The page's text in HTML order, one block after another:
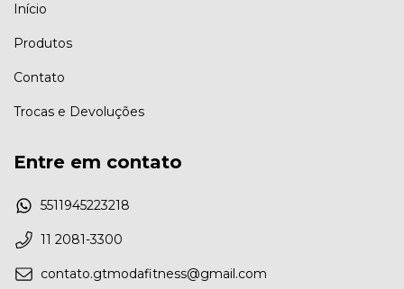
Início
Produtos
Contato
Trocas e Devoluções
Entre em contato
5511945223218
11 2081-3300
contato.gtmodafitness@gmail.com